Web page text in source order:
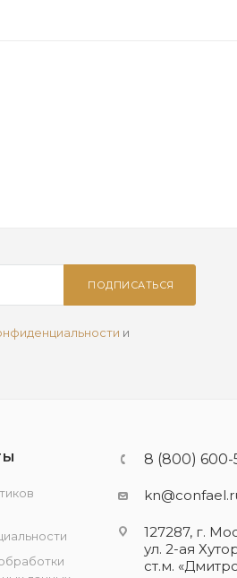
ПОДПИСАТЬСЯ
и
8 (800) 600-
127287, г.
ул. 2-ая
ст.м.